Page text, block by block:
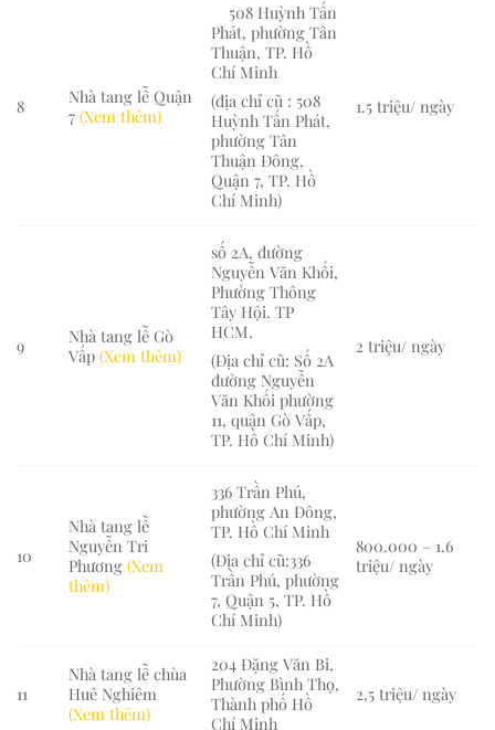
8
Nhà tang lễ Quận
7(Xem thêm)
508 Huỳnh Tấn
Phát, phường Tân
Thuận, TP. Hồ
Chí Minh
(địa chỉ cũ : 508
Huỳnh Tấn Phát,
phường Tân
Thuận Đông,
Quận 7, TP. Hồ
Chí Minh)
1.5 triệu/ ngày
9
Nhà tang lễ Gò
Vấp(Xem thêm)
số 2A, đường
Nguyễn Văn Khối,
Phường Thông
Tây Hội. TP
HCM.
(Địa chỉ cũ: Số 2A
đường Nguyễn
Văn Khối phường
11, quận Gò Vấp,
TP. Hồ Chí Minh)
2 triệu/ ngày
10
Nhà tang lễ
Nguyễn Tri
Phương(Xem
thêm)
336 Trần Phú,
phường An Đông,
TP. Hồ Chí Minh
(Địa chỉ cũ:336
Trần Phú, phường
7, Quận 5, TP. Hồ
Chí Minh)
800.000 – 1.6
triệu/ ngày
11
Nhà tang lễ chùa
Huê Nghiêm
(Xem thêm)
204 Đặng Văn Bi,
Phường Bình Thọ,
Thành phố Hồ
Chí Minh
2,5 triệu/ ngày